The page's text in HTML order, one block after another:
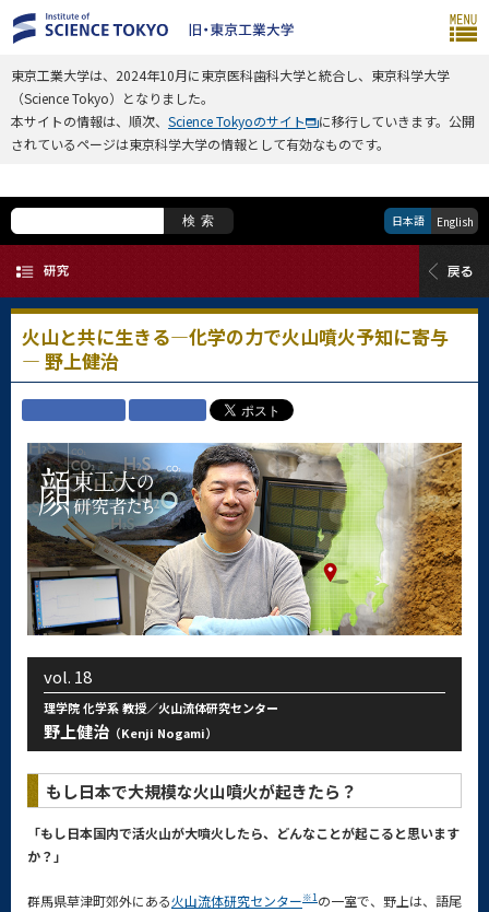
東京工業大学は、2024年10月に東京医科歯科大学と統合し、東京科学大学
（Science Tokyo）となりました。
本サイトの情報は、順次、 Science Tokyoのサイト
に移行していきます。公開
されているページは東京科学大学の情報として有効なものです。
検索 日本語 English
火山と共に生きる—化学の力で火山噴火予知に寄与
— 野上健治
vol. 18
理学院 化学系 教授／火山流体研究センター
野上健治 （Kenji Nogami）
もし日本で大規模な火山噴火が起きたら？
「もし日本国内で活火山が大噴火したら、どんなことが起こると思います
か？」
群馬県草津町郊外にある火山流体研究センター※1 の一室で、野上は、語尾